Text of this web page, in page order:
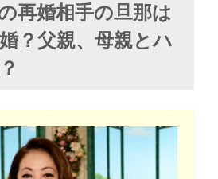
再婚相手の旦那は
？父親、母親とハ